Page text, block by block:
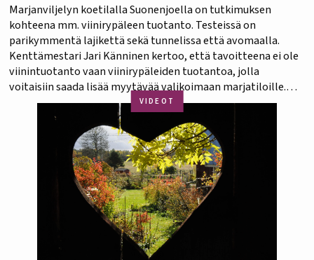
Marjanviljelyn koetilalla Suonenjoella on tutkimuksen
kohteena mm. viinirypäleen tuotanto. Testeissä on
parikymmentä lajikettä sekä tunnelissa että avomaalla.
Kenttämestari Jari Känninen kertoo, että tavoitteena ei ole
viinintuotanto vaan viinirypäleiden tuotantoa, jolla
voitaisiin saada lisää myytävää valikoimaan marjatiloille.
Artikkeli on luettavissa Puutarha-Sanomien numerosta
6/2012. Voit tilata Puutarha-Sanomat oikeassa palkissa
olevasta linkistä. Voit myös lukea lehteä digitaalisena
näköispainoksena.…
VIDEOT